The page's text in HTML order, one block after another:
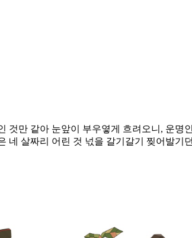
만 같아 눈앞이 부우옇게 흐려오니, 운
네 살짜리 어린 것 넋을 갈기갈기 찢어발기